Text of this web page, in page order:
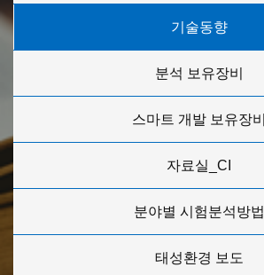
기술동향
분석 보유장비
스마트 개발 보유장비
자료실_CI
분야별 시험분석방법
태성환경 보도